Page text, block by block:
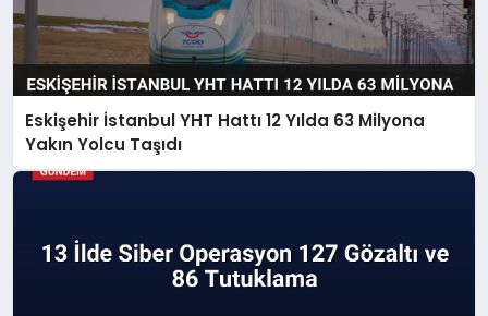
Eskişehir İstanbul YHT Hattı 12 Yılda 63 Milyona
Yakın Yolcu Taşıdı